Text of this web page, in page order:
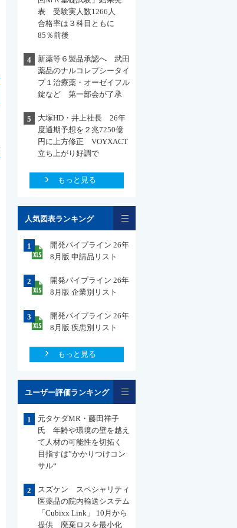
表 受験実人数1266人
合格率は３科目ともに
85％前後
4
新薬等６製品承認へ 武田
薬品のナルコレプシータイ
プ１治療薬・オーゼイフル
錠など 第一部会が了承
5
大塚HD・井上社長 26年
度通期予想を２兆7250億
円に上方修正 VOYXACT
立ち上がり好調で
もっと見る
人気図表ランキング
1
開発パイプライン 26年
8月版 申請品リスト
2
開発パイプライン 26年
8月版 企業別リスト
3
開発パイプライン 26年
8月版 疾患別リスト
もっと見る
ユーザー評価ランキング
1
元タケダMR・藤田祥子
氏 年齢や環境の壁を越え
て人材の可能性を切拓く
目指すは”かかりつけコン
サル“
2
スズケン スペシャリティ
医薬品の院内輸送システム
「Cubixx Link」 10月から
提供 廃棄ロスを最小化